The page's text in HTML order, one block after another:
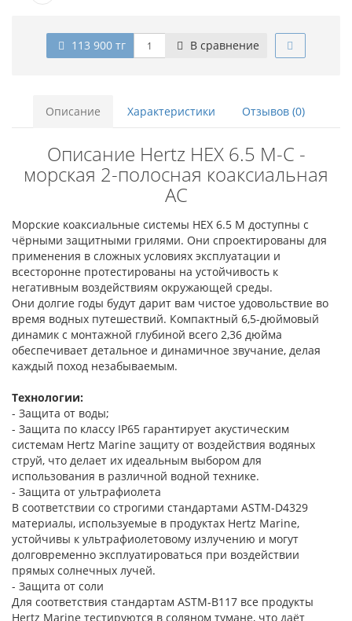
113 900 тг В сравнение
Описание Характеристики Отзывов (0)
Описание Hertz HEX 6.5 M-C -
морская 2-полосная коаксиальная
АС
Морские коаксиальные системы HEX 6.5 M доступны с
чёрными защитными грилями. Они спроектированы для
применения в сложных условиях эксплуатации и
всесторонне протестированы на устойчивость к
негативным воздействиям окружающей среды.
Они долгие годы будут дарит вам чистое удовольствие во
время водных путешествий. Компактный 6,5-дюймовый
динамик с монтажной глубиной всего 2,36 дюйма
обеспечивает детальное и динамичное звучание, делая
каждый поход незабываемым.
Технологии:
- Защита от воды;
- Защита по классу IP65 гарантирует акустическим
системам Hertz Marine защиту от воздействия водяных
струй, что делает их идеальным выбором для
использования в различной водной технике.
- Защита от ультрафиолета
В соответствии со строгими стандартами ASTM-D4329
материалы, используемые в продуктах Hertz Marine,
устойчивы к ультрафиолетовому излучению и могут
долговременно эксплуатироваться при воздействии
прямых солнечных лучей.
- Защита от соли
Для соответствия стандартам ASTM-B117 все продукты
Hertz Marine тестируются в соляном тумане, что даёт